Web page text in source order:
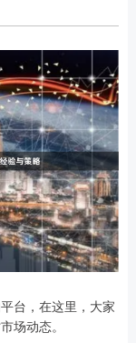
台，在这里，大家
场动态。